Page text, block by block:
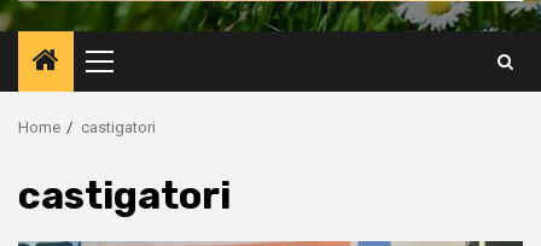
Primary
Menu
Home castigatori
castigatori